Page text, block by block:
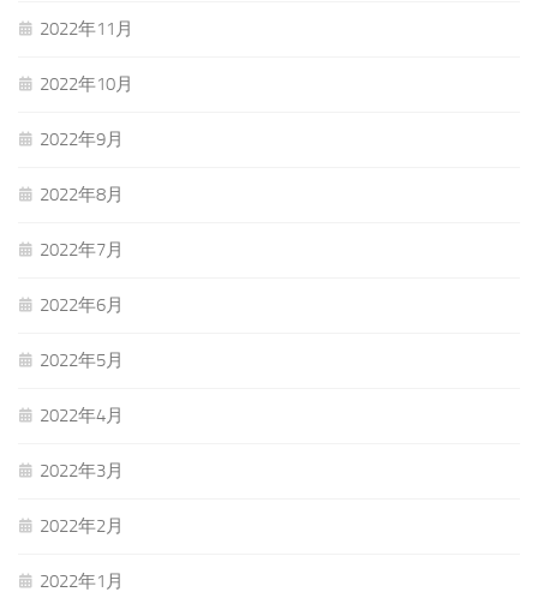
2022年11月
2022年10月
2022年9月
2022年8月
2022年7月
2022年6月
2022年5月
2022年4月
2022年3月
2022年2月
2022年1月